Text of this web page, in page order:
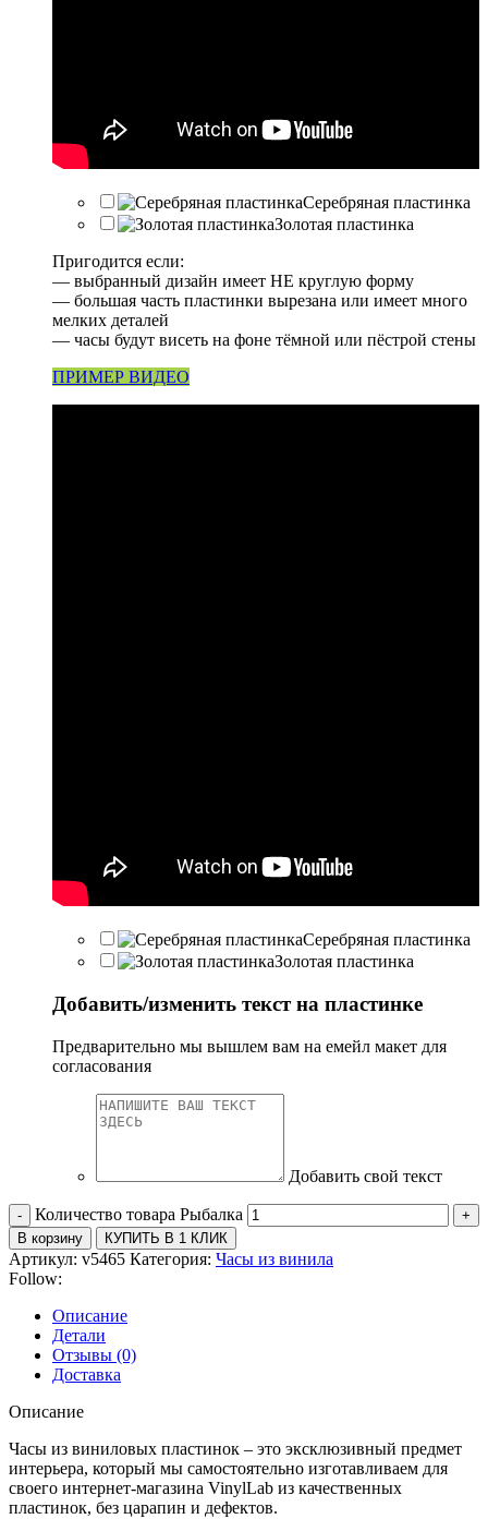
Серебряная пластинка
Золотая пластинка
Пригодится если:
— выбранный дизайн имеет НЕ круглую форму
— большая часть пластинки вырезана или имеет много
мелких деталей
— часы будут висеть на фоне тёмной или пёстрой стены
ПРИМЕР ВИДЕО
Серебряная пластинка
Золотая пластинка
Добавить/изменить текст на пластинке
Предварительно мы вышлем вам на емейл макет для
согласования
Добавить свой текст
Количество товара Рыбалка
В корзину КУПИТЬ В 1 КЛИК
Артикул: v5465 Категория: Часы из винила
Follow:
Описание
Детали
Отзывы (0)
Доставка
Описание
Часы из виниловых пластинок – это эксклюзивный предмет
интерьера, который мы самостоятельно изготавливаем для
своего интернет-магазина VinylLab из качественных
пластинок, без царапин и дефектов.